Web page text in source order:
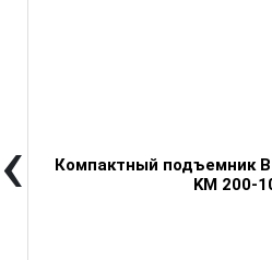
Компактный подъемник
KM 200-
‹